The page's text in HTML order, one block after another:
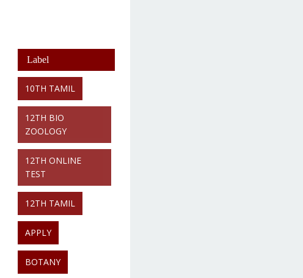
Label
10TH TAMIL
12TH BIO
ZOOLOGY
12TH ONLINE
TEST
12TH TAMIL
APPLY
BOTANY